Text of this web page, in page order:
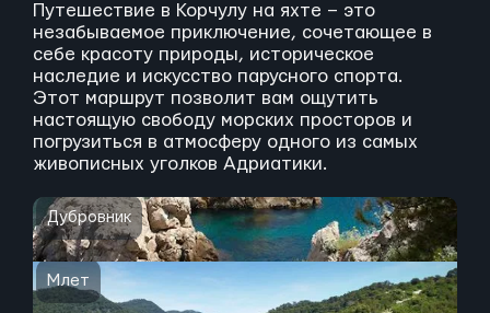
Путешествие в Корчулу на яхте – это
незабываемое приключение, сочетающее в
себе красоту природы, историческое
наследие и искусство парусного спорта.
Этот маршрут позволит вам ощутить
настоящую свободу морских просторов и
погрузиться в атмосферу одного из самых
живописных уголков Адриатики.
Дубровник
Млет